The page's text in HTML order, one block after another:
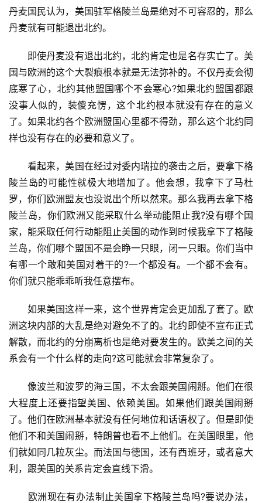
首
页
丹麦国民认为，美国驻军格陵兰岛是绝对不可容忍的，那么
丹麦就有可能退出北约。
即使丹麦没有退出北约，北约肯定也是名存实亡了。美
国与欧洲的这个大裂痕根本就是无法弥补的。不仅丹麦会彻
底寒了心，北约其他盟国哪个不会寒心?如果北约盟国都跟
没事人似的，装傻充愣，这个北约根本就没有存在的意义
了。如果北约各个欧洲盟国心里都不得劲，那么这个北约同
样也没有存在的必要和意义了。
看起来，美国在经过对委内瑞拉的袭击之后，要拿下格
陵兰岛的可能性就极大地增加了。他会想，我拿下了马杜
罗，你们欧洲盟友也没说出个所以然来。那么我再去拿下格
陵兰岛，你们欧洲又能采取什么举动能阻止我?没有哪个国
家，能采取任何行动能阻止美国的动作到时候我拿下了格陵
兰岛，你们哪个盟国不是会睁一只眼，闭一只眼。你们当中
有哪一个敢和美国对着干的?一个都没有。一个都不会有。
你们就只能乖乖听我任意摆布。
如果美国这样一来，这个世界肯定会更加乱了套了。欧
洲这块内部的大乱是绝对避免不了的。北约即使不宣布正式
解散，而北约的分崩离析也是绝对要发生的。欧美之间的关
系会有一个什么样的走向?这可能就会非常复杂了。
像波兰和波罗的海三国，不太会跟美国闹掰。他们在很
大程度上还要指望美国、依赖美国。如果他们跟美国闹掰
了。他们在欧洲基本就没有任何地位和话语权了。但是即使
他们不和美国闹掰，特朗普也看不上他们。在美国眼里，他
们就如同几粒灰尘。而法国与德国，还有西班牙，或者意大
利，跟美国的关系肯定会直线下滑。
欧洲现在有办法制止美国拿下格陵兰岛吗?要说办法，